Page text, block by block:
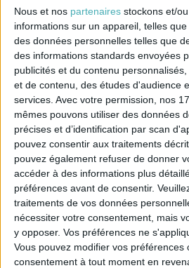
Nous et nos partenaires stockons et/
informations sur un appareil, telles
des données personnelles telles que
des informations standards envoyées
publicités et du contenu
et de contenu, des études d'audience
services. Avec votre permission, nos
mêmes pouvons utiliser des données
précises et d’identification par scan
pouvez consentir aux traitements
pouvez également refuser de donner
accéder à des informations plus
préférences avant de consentir.
traitements de vos données
nécessiter votre consentement, mais
y opposer. Vos préférences ne
Vous pouvez modifier vos préférences
consentement à tout moment en
INSCRIVEZ-VOUS À NOTRE
J'accepte les conditions
confidentialité
SUIVEZ-